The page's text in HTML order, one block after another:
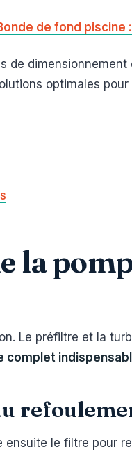
de fond
dimensionnement
optimales pour
la
Le préfiltre et la
complet
le filtre pour